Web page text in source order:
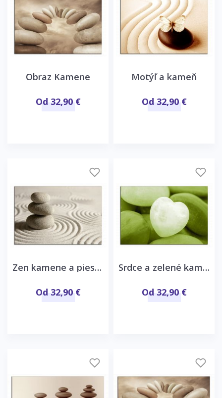
Obraz Kamene
Od 32,90 €
Motýľ a kameň
Od 32,90 €
Zen kamene a piesok
Od 32,90 €
Srdce a zelené kamene
Od 32,90 €